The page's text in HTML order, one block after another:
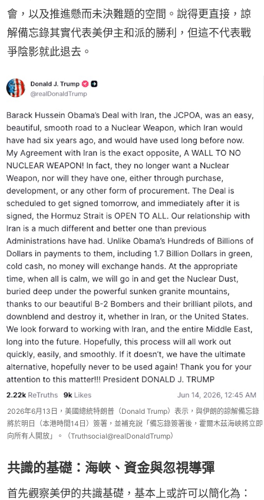
會，以及推進懸而未決難題的空間。說得更直接，諒
解備忘錄其實代表美伊主和派的勝利，但這不代表戰
爭陰影就此退去。
2026年6月13日，美國總統特朗普（Donald Trump）表示，與伊朗的諒解備忘錄
將於明日（本港時間14日）簽署，並補充說「備忘錄簽署後，霍爾木茲海峽將立即
向所有人開放」。（Truthsocial@realDonaldTrump）
共識的基礎：海峽、資金與忽視導彈
首先觀察美伊的共識基礎，基本上或許可以簡化為：